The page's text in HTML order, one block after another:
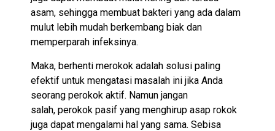
asam, sehingga membuat bakteri yang ada dalam
mulut lebih mudah berkembang biak dan
memperparah infeksinya.
Maka, berhenti merokok adalah solusi paling
efektif untuk mengatasi masalah ini jika Anda
seorang perokok aktif. Namun jangan
salah, perokok pasif yang menghirup asap rokok
juga dapat mengalami hal yang sama. Sebisa